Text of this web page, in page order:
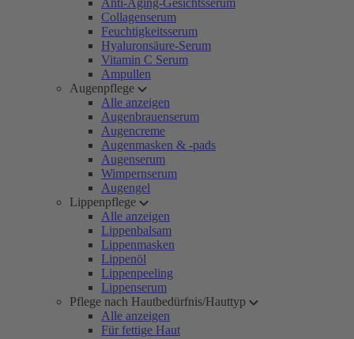
Anti-Aging-Gesichtsserum
Collagenserum
Feuchtigkeitsserum
Hyaluronsäure-Serum
Vitamin C Serum
Ampullen
Augenpflege
Alle anzeigen
Augenbrauenserum
Augencreme
Augenmasken & -pads
Augenserum
Wimpernserum
Augengel
Lippenpflege
Alle anzeigen
Lippenbalsam
Lippenmasken
Lippenöl
Lippenpeeling
Lippenserum
Pflege nach Hautbedürfnis/Hauttyp
Alle anzeigen
Für fettige Haut